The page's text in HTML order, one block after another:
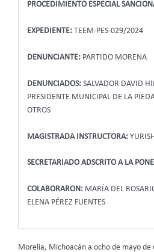
PROCEDIMIENTO ESPECIAL
EXPEDIENTE:TEEM-PES-029/2024
DENUNCIANTE: PARTIDO MORENA
DENUNCIADOS: SALVADOR DAVID
PRESIDENTE MUNICIPAL DE LA
OTROS
MAGISTRADA INSTRUCTORA:
SECRETARIADO ADSCRITO A LA
COLABORARON:MARÍA DEL
ELENA PÉREZ FUENTES
Morelia, Michoacán a ocho de mayo